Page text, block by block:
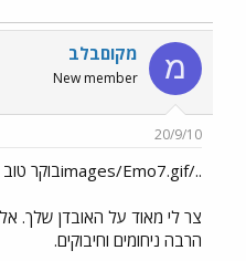
מ מקוםבלב
New member
20/9/10
../images/Emo7.gifבוקר טוב יולי,
צר לי מאוד על האובדן שלך.
הרבה ניחומים וחיבוקים.